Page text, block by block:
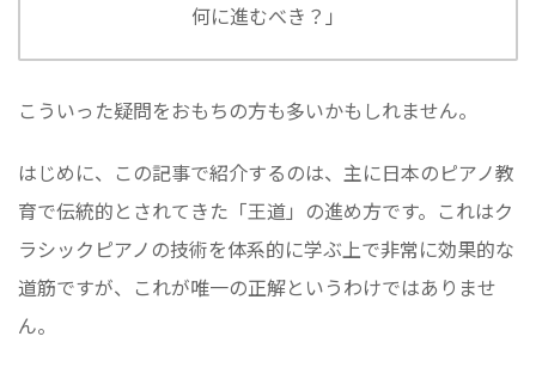
何に進むべき？」
こういった疑問をおもちの方も多いかもしれません。
はじめに、この記事で紹介するのは、主に日本のピアノ教
育で伝統的とされてきた「王道」の進め方です。これはク
ラシックピアノの技術を体系的に学ぶ上で非常に効果的な
道筋ですが、これが唯一の正解というわけではありませ
ん。